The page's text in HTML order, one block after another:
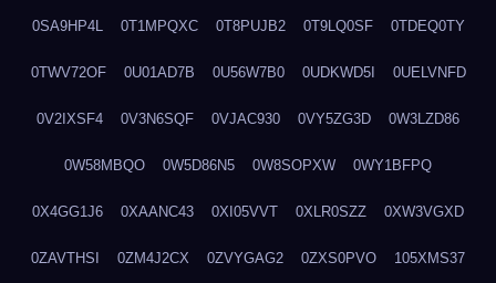
0SA9HP4L 0T1MPQXC 0T8PUJB2 0T9LQ0SF 0TDEQ0TY
0TWV72OF 0U01AD7B 0U56W7B0 0UDKWD5I 0UELVNFD
0V2IXSF4 0V3N6SQF 0VJAC930 0VY5ZG3D 0W3LZD86
0W58MBQO 0W5D86N5 0W8SOPXW 0WY1BFPQ
0X4GG1J6 0XAANC43 0XI05VVT 0XLR0SZZ 0XW3VGXD
0ZAVTHSI 0ZM4J2CX 0ZVYGAG2 0ZXS0PVO 105XMS37